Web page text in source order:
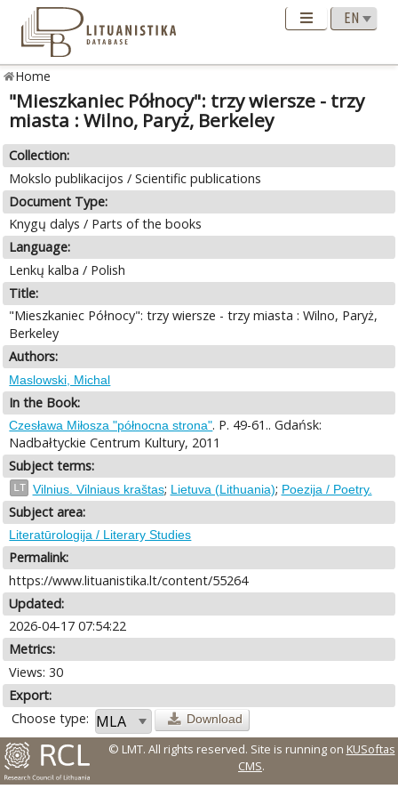
Home
"Mieszkaniec Północy": trzy wiersze - trzy
miasta : Wilno, Paryż, Berkeley
Collection:
Mokslo publikacijos / Scientific publications
Document Type:
Knygų dalys / Parts of the books
Language:
Lenkų kalba / Polish
Title:
"Mieszkaniec Północy": trzy wiersze - trzy miasta : Wilno, Paryż,
Berkeley
Authors:
Maslowski, Michal
In the Book:
Czesława Miłosza "północna strona". P. 49-61.. Gdańsk:
Nadbałtyckie Centrum Kultury, 2011
Subject terms:
LT Vilnius. Vilniaus kraštas; Lietuva (Lithuania); Poezija / Poetry.
Subject area:
Literatūrologija / Literary Studies
Permalink:
https://www.lituanistika.lt/content/55264
Updated:
2026-04-17 07:54:22
Metrics:
Views: 30
Export:
Choose type:
Download
© LMT. All rights reserved. Site is running on KUSoftas
CMS.